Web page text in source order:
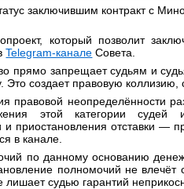
заключившим контракт с
который позволит
Telegram-канале Совета.
прямо запрещает судьям и
создает правовую коллизию,
правовой неопределённости
этой категории
и приостановления отставки —
в канале.
по данному основанию
полномочий не
судью гарантий